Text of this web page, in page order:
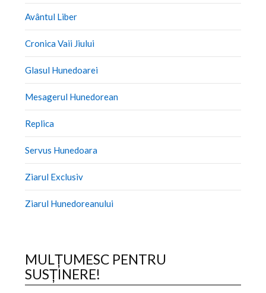
Avântul Liber
Cronica Vaii Jiului
Glasul Hunedoarei
Mesagerul Hunedorean
Replica
Servus Hunedoara
Ziarul Exclusiv
Ziarul Hunedoreanului
MULȚUMESC PENTRU
SUSȚINERE!